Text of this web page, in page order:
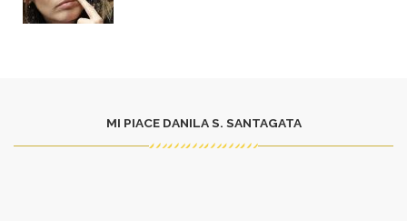
MI PIACE DANILA S. SANTAGATA